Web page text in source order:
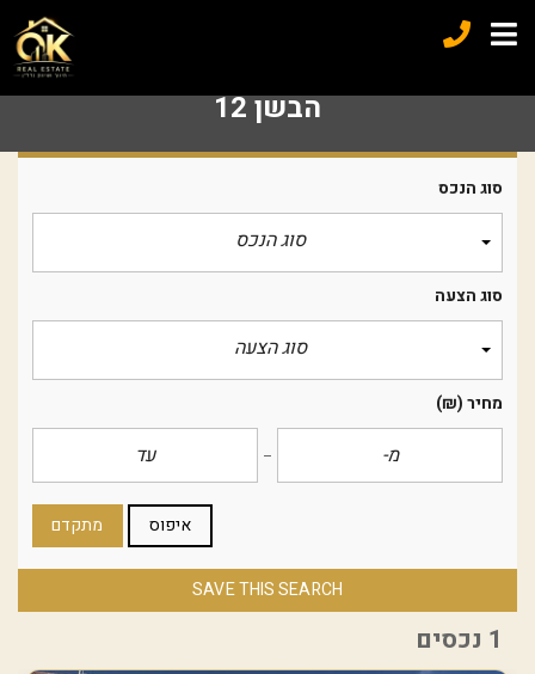
הבשן 12
סוג הנכס
סוג הנכס
סוג הצעה
סוג הצעה
מחיר(₪)
איפוס מתקדם
SAVE THIS SEARCH
1 נכסים